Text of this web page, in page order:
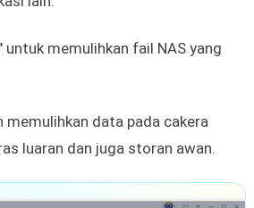
untuk memulihkan fail NAS yang
memulihkan data pada cakera
luaran dan juga storan awan.